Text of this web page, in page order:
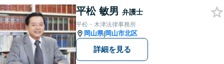
い！
平松 敏男 弁護士
平松・木津法律事務所
岡山県|岡山市北区
詳細を見る